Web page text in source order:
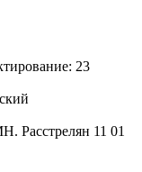
: 23
Расстрелян 11 01